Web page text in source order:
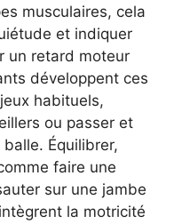
musculaires, cela
et indiquer
un retard moteur
développent ces
habituels,
ou passer et
Équilibrer,
faire une
sur une jambe
la motricité